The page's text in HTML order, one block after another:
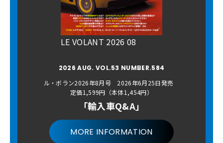
LE VOLANT 2026 08
2026 AUG. VOL.53 NUMBER.584
ル・ボラン2026年8月号 2026年6月25日発売
定価1,599円（本体1,454円）
「輸入車Q&A」
MORE INFORMATION